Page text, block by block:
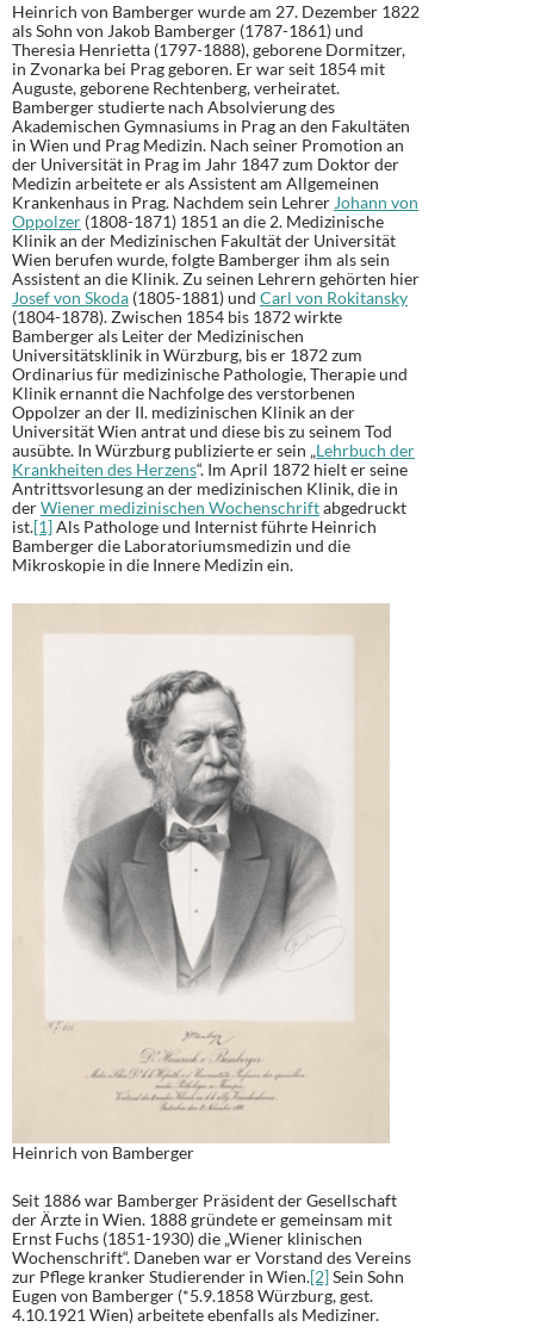
Heinrich von Bamberger wurde am 27. Dezember 1822
als Sohn von Jakob Bamberger (1787-1861) und
Theresia Henrietta (1797-1888), geborene Dormitzer,
in Zvonarka bei Prag geboren. Er war seit 1854 mit
Auguste, geborene Rechtenberg, verheiratet.
Bamberger studierte nach Absolvierung des
Akademischen Gymnasiums in Prag an den Fakultäten
in Wien und Prag Medizin. Nach seiner Promotion an
der Universität in Prag im Jahr 1847 zum Doktor der
Medizin arbeitete er als Assistent am Allgemeinen
Krankenhaus in Prag. Nachdem sein Lehrer Johann von
Oppolzer (1808-1871) 1851 an die 2. Medizinische
Klinik an der Medizinischen Fakultät der Universität
Wien berufen wurde, folgte Bamberger ihm als sein
Assistent an die Klinik. Zu seinen Lehrern gehörten hier
Josef von Skoda (1805-1881) und Carl von Rokitansky
(1804-1878). Zwischen 1854 bis 1872 wirkte
Bamberger als Leiter der Medizinischen
Universitätsklinik in Würzburg, bis er 1872 zum
Ordinarius für medizinische Pathologie, Therapie und
Klinik ernannt die Nachfolge des verstorbenen
Oppolzer an der II. medizinischen Klinik an der
Universität Wien antrat und diese bis zu seinem Tod
ausübte. In Würzburg publizierte er sein „Lehrbuch der
Krankheiten des Herzens“. Im April 1872 hielt er seine
Antrittsvorlesung an der medizinischen Klinik, die in
derWiener medizinischen Wochenschriftabgedruckt
ist.[1]Als Pathologe und Internist führte Heinrich
Bamberger die Laboratoriumsmedizin und die
Mikroskopie in die Innere Medizin ein.
Heinrich von Bamberger
Seit 1886 war Bamberger Präsident der Gesellschaft
der Ärzte in Wien. 1888 gründete er gemeinsam mit
Ernst Fuchs (1851-1930) die „Wiener klinischen
Wochenschrift“. Daneben war er Vorstand des Vereins
zur Pflege kranker Studierender in Wien.[2]Sein Sohn
Eugen von Bamberger (*5.9.1858 Würzburg, gest.
4.10.1921 Wien) arbeitete ebenfalls als Mediziner.